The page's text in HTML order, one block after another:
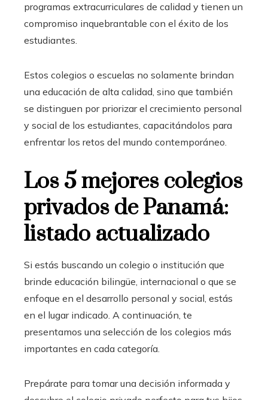
programas extracurriculares de calidad y tienen un
compromiso inquebrantable con el éxito de los
estudiantes.
Estos colegios o escuelas no solamente brindan
una educación de alta calidad, sino que también
se distinguen por priorizar el crecimiento personal
y social de los estudiantes, capacitándolos para
enfrentar los retos del mundo contemporáneo.
Los 5 mejores colegios
privados de Panamá:
listado actualizado
Si estás buscando un colegio o institución que
brinde educación bilingüe, internacional o que se
enfoque en el desarrollo personal y social, estás
en el lugar indicado. A continuación, te
presentamos una selección de los colegios más
importantes en cada categoría.
Prepárate para tomar una decisión informada y